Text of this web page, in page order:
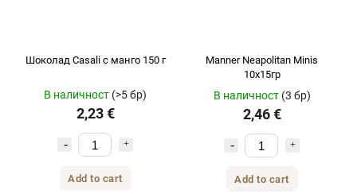
Шоколад Casali с манго 150 г
В наличност (>5 бр)
2,23 €
Add to cart
Manner Neapolitan Minis
10x15гр
В наличност (3 бр)
2,46 €
Add to cart